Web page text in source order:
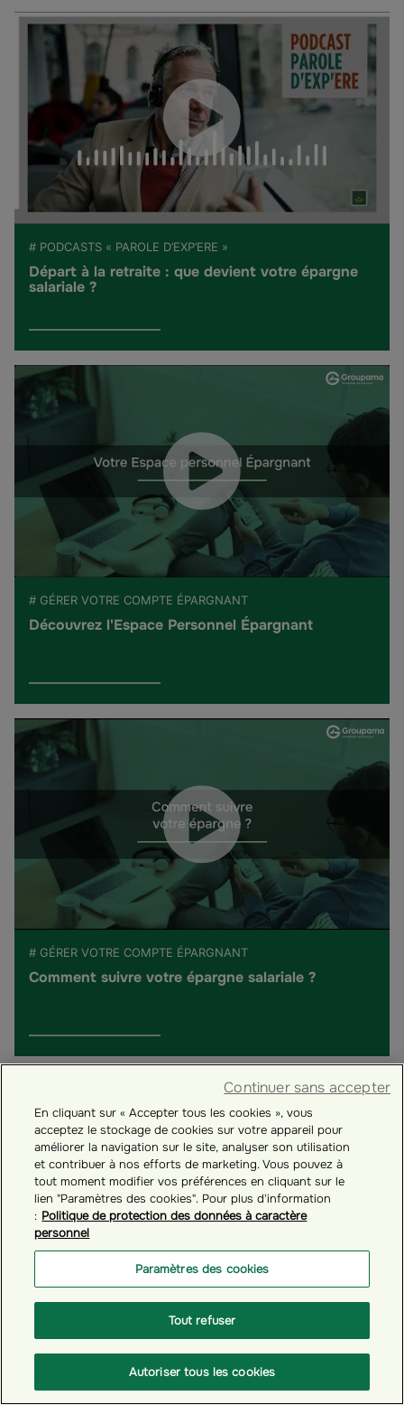
# PODCASTS « PAROLE D’EXP’ERE »
Départ à la retraite : que devient votre épargne
salariale ?
# GÉRER VOTRE COMPTE ÉPARGNANT
Découvrez l'Espace Personnel Épargnant
# GÉRER VOTRE COMPTE ÉPARGNANT
Comment suivre votre épargne salariale ?
# GÉRER VOTRE COMPTE ÉPARGNANT
Comment se connecter à votre espace personnel
En cliquant sur « Accepter tous les cookies », vous
acceptez le stockage de cookies sur votre appareil pour
améliorer la navigation sur le site, analyser son utilisation
et contribuer à nos efforts de marketing. Vous pouvez à
tout moment modifier vos préférences en cliquant sur le
lien "Paramètres des cookies". Pour plus d'information
: Politique de protection des données à caractère
personnel
Paramètres des cookies
Tout refuser
Autoriser tous les cookies
Continuer sans accepter